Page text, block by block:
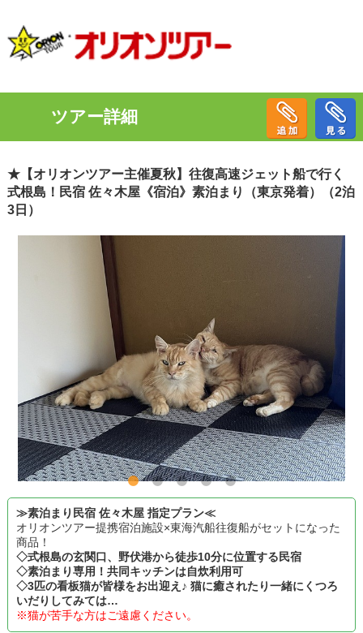
ツアー詳細
★【オリオンツアー主催夏秋】往復高速ジェット船で行く
式根島！民宿 佐々木屋《宿泊》素泊まり（東京発着）（2泊
3日）
≫素泊まり民宿 佐々木屋 指定プラン≪
オリオンツアー提携宿泊施設×東海汽船往復船がセットになった
商品！
◇式根島の玄関口、野伏港から徒歩10分に位置する民宿
◇素泊まり専用！共同キッチンは自炊利用可
◇3匹の看板猫が皆様をお出迎え♪ 猫に癒されたり一緒にくつろ
いだりしてみては…
※猫が苦手な方はご遠慮ください。